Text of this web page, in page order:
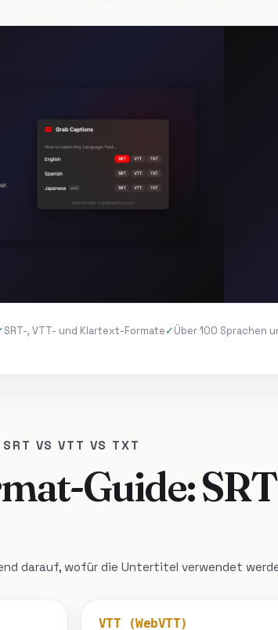
SRT-, VTT- und Klartext-Formate
Über 100 Sprachen
VS VTT VS TXT
Guide:
darauf, wofür die Untertitel verwendet
VTT (WebVTT)